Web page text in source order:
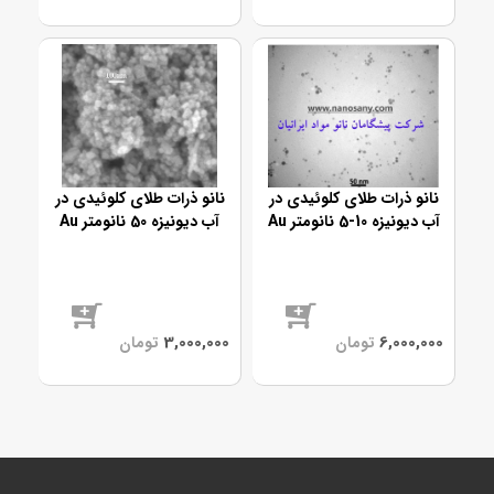
موجود موجود
نانو ذرات طلای کلوئیدی در
آب دیونیزه 10-5 نانومتر Au
موجود
نانو ذرات طلای کلوئیدی در
آب دیونیزه 50 نانومتر Au
موجود